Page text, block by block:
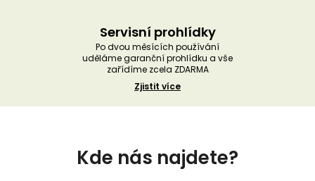
Servisní prohlídky
Po dvou měsících používání
uděláme garanční prohlídku a vše
zařídíme zcela ZDARMA
Zjistit více
Kde nás najdete?